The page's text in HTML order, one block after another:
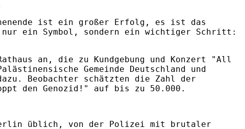
ist ein großer Erfolg, es ist das
nur ein Symbol, sondern ein wichtiger Schritt:
an, die zu Kundgebung und Konzert "All
Gemeinde Deutschland und
Beobachter schätzten die Zahl der
den Genozid!" auf bis zu 50.000.
üblich, von der Polizei mit brutaler